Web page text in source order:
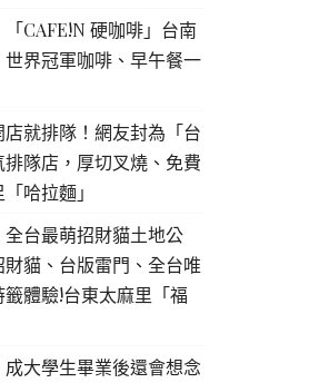
CAFE!N 硬咖啡」台南
界冠軍咖啡、早午餐一
就排隊！網友封為「台
隊店，厚切叉燒、免費
哈拉麵」
台最萌招財貓土地公
貓、台版雷門、全台唯
體驗!台東太麻里「福
大學生畢業後還會想念